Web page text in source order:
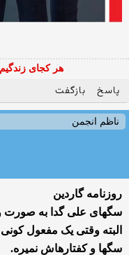
هر کجای
پاسخ بازگفت
ناظم انجمن
روزنامه گاردین
سگهای علی گدا به صورت
البته وقتی یک مفعول
سگها و کفتارهاش نمیره.